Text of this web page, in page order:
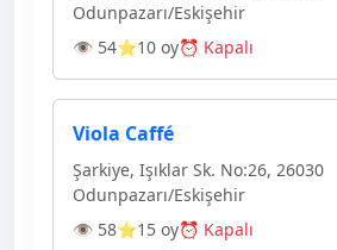
Odunpazarı/Eskişehir
👁 54⭐10 oy⏰ Kapalı
Viola Caffé
Şarkiye, Işıklar Sk. No:26, 26030
Odunpazarı/Eskişehir
👁 58⭐15 oy⏰ Kapalı